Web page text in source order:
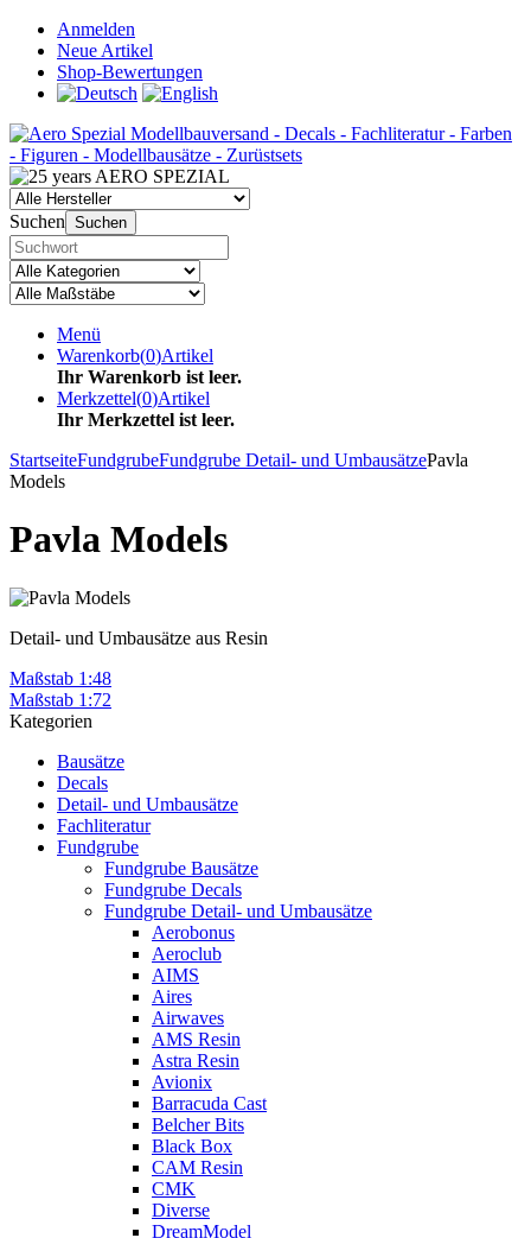
Anmelden
Neue Artikel
Shop-Bewertungen
Suchen Suchen
Menü
Warenkorb(0)Artikel
Ihr Warenkorb ist leer.
Merkzettel(0)Artikel
Ihr Merkzettel ist leer.
StartseiteFundgrubeFundgrube Detail- und UmbausätzePavla
Models
Pavla Models
Detail- und Umbausätze aus Resin
Maßstab 1:48
Maßstab 1:72
Kategorien
Bausätze
Decals
Detail- und Umbausätze
Fachliteratur
Fundgrube
Fundgrube Bausätze
Fundgrube Decals
Fundgrube Detail- und Umbausätze
Aerobonus
Aeroclub
AIMS
Aires
Airwaves
AMS Resin
Astra Resin
Avionix
Barracuda Cast
Belcher Bits
Black Box
CAM Resin
CMK
Diverse
DreamModel